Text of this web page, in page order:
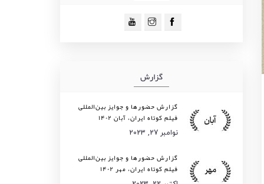
گزارش
گزارش حضورها و جوایز بین‌المللی
فیلم کوتاه ایران، آبان ۱۴۰۲
نوامبر 27, 2023
گزارش حضورها و جوایز بین‌المللی
فیلم کوتاه ایران، مهر ۱۴۰۲